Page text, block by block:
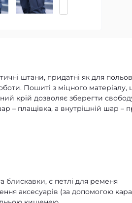
штани, придатні як для
Пошиті з міцного
крій дозволяє зберегти
– плащівка, а внутрішній шар –
блискавки, є петлі для ременя
аксесуарів (за допомогою